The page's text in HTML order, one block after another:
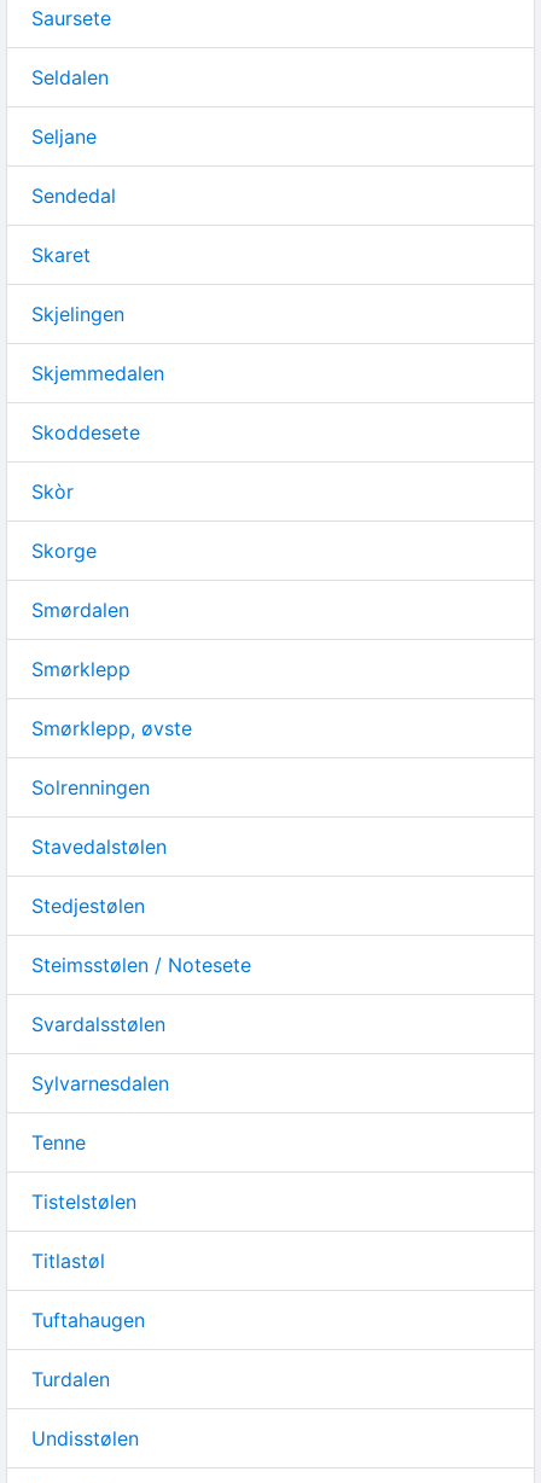
Saursete
Seldalen
Seljane
Sendedal
Skaret
Skjelingen
Skjemmedalen
Skoddesete
Skòr
Skorge
Smørdalen
Smørklepp
Smørklepp, øvste
Solrenningen
Stavedalstølen
Stedjestølen
Steimsstølen / Notesete
Svardalsstølen
Sylvarnesdalen
Tenne
Tistelstølen
Titlastøl
Tuftahaugen
Turdalen
Undisstølen